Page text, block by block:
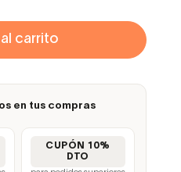
carrito
en tus compras
CUPÓN 10%
DTO